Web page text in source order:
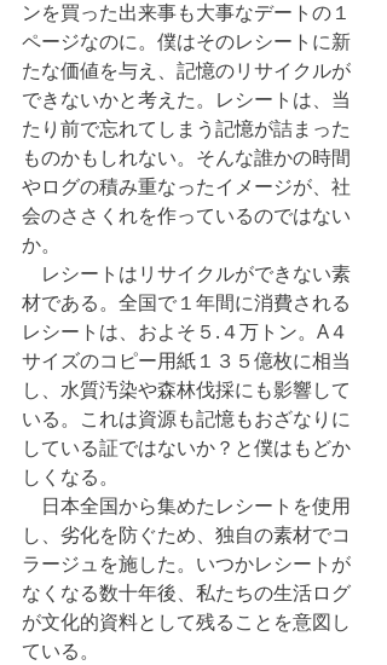
ンを買った出来事も大事なデートの１
ページなのに。僕はそのレシートに新
たな価値を与え、記憶のリサイクルが
できないかと考えた。レシートは、当
たり前で忘れてしまう記憶が詰まった
ものかもしれない。そんな誰かの時間
やログの積み重なったイメージが、社
会のささくれを作っているのではない
か。
レシートはリサイクルができない素
材である。全国で１年間に消費される
レシートは、およそ５.４万トン。A４
サイズのコピー用紙１３５億枚に相当
し、水質汚染や森林伐採にも影響して
いる。これは資源も記憶もおざなりに
している証ではないか？と僕はもどか
しくなる。
日本全国から集めたレシートを使用
し、劣化を防ぐため、独自の素材でコ
ラージュを施した。いつかレシートが
なくなる数十年後、私たちの生活ログ
が文化的資料として残ることを意図し
ている。